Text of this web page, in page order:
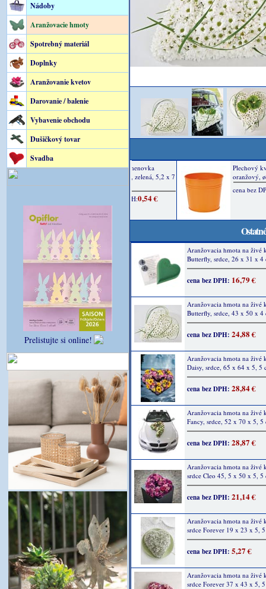
Nádoby
Aranžovacie hmoty
Spotrebný materiál
Doplnky
Aranžovanie kvetov
Darovanie / balenie
Vybavenie obchodu
Dušičkový tovar
Svadba
Prelistujte si online!
Aranžovacia hmota na živé
Butterfly, srdce, 26 x 31 x 4
cena bez DPH: 16,79 €
Aranžovacia hmota na živé
Butterfly, srdce, 43 x 50 x 4
cena bez DPH: 24,88 €
Aranžovacia hmota na živé
Daisy, srdce, 65 x 64 x 5, 5
cena bez DPH: 28,84 €
Aranžovacia hmota na živé
Fancy, srdce, 52 x 70 x 5, 5
cena bez DPH: 28,87 €
Aranžovacia hmota na živé
srdce Cleo 45, 5 x 50 x 5, 5
cena bez DPH: 21,14 €
Aranžovacia hmota na živé
srdce Forever 19 x 23 x 5,
cena bez DPH: 5,27 €
Aranžovacia hmota na živé
srdce Forever 37 x 43 x 5,